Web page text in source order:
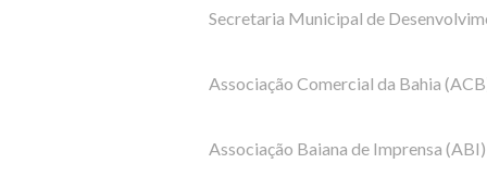
Secretaria Municipal de
Associação Comercial da Bahia
Associação Baiana de Imprensa (ABI)